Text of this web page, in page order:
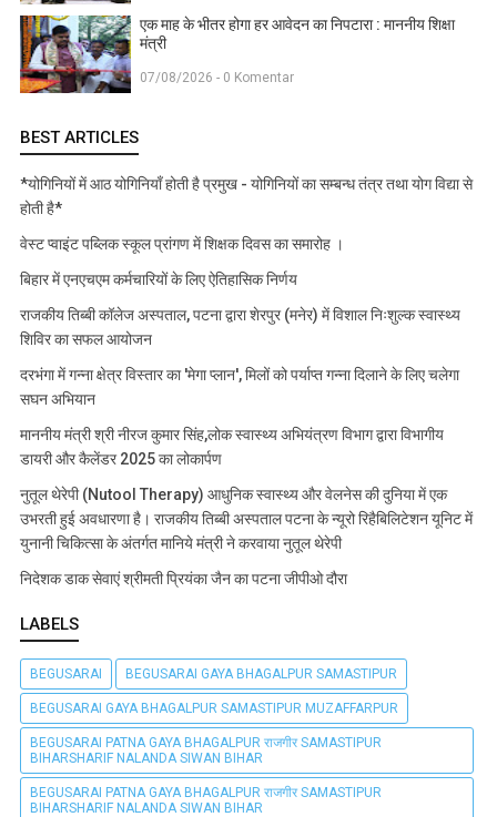
एक माह के भीतर होगा हर आवेदन का निपटारा : माननीय शिक्षा
मंत्री
07/08/2026 - 0 Komentar
BEST ARTICLES
*योगिनियों में आठ योगिनियाँ होती है प्रमुख - योगिनियों का सम्बन्ध तंत्र तथा योग विद्या से
होती है*
वेस्ट प्वाइंट पब्लिक स्कूल प्रांगण में शिक्षक दिवस का समारोह ।
बिहार में एनएचएम कर्मचारियों के लिए ऐतिहासिक निर्णय
राजकीय तिब्बी कॉलेज अस्पताल, पटना द्वारा शेरपुर (मनेर) में विशाल निःशुल्क स्वास्थ्य
शिविर का सफल आयोजन
दरभंगा में गन्ना क्षेत्र विस्तार का 'मेगा प्लान', मिलों को पर्याप्त गन्ना दिलाने के लिए चलेगा
सघन अभियान
माननीय मंत्री श्री नीरज कुमार सिंह,लोक स्वास्थ्य अभियंत्रण विभाग द्वारा विभागीय
डायरी और कैलेंडर 2025 का लोकार्पण
नुतूल थेरेपी (Nutool Therapy) आधुनिक स्वास्थ्य और वेलनेस की दुनिया में एक
उभरती हुई अवधारणा है। राजकीय तिब्बी अस्पताल पटना के न्यूरो रिहैबिलिटेशन यूनिट में
युनानी चिकित्सा के अंतर्गत मानिये मंत्री ने करवाया नुतूल थेरेपी
निदेशक डाक सेवाएं श्रीमती प्रियंका जैन का पटना जीपीओ दौरा
LABELS
BEGUSARAI BEGUSARAI GAYA BHAGALPUR SAMASTIPUR
BEGUSARAI GAYA BHAGALPUR SAMASTIPUR MUZAFFARPUR
BEGUSARAI PATNA GAYA BHAGALPUR राजगीर SAMASTIPUR
BIHARSHARIF NALANDA SIWAN BIHAR
BEGUSARAI PATNA GAYA BHAGALPUR राजगीर SAMASTIPUR
BIHARSHARIF NALANDA SIWAN BIHAR